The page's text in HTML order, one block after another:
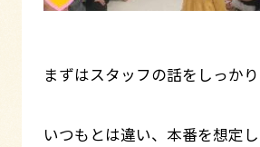
まずはスタッフの話をしっかり
いつもとは違い、本番を想定